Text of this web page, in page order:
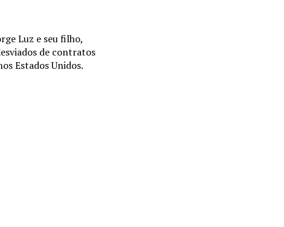
Luz e seu filho,
de contratos
Estados Unidos.